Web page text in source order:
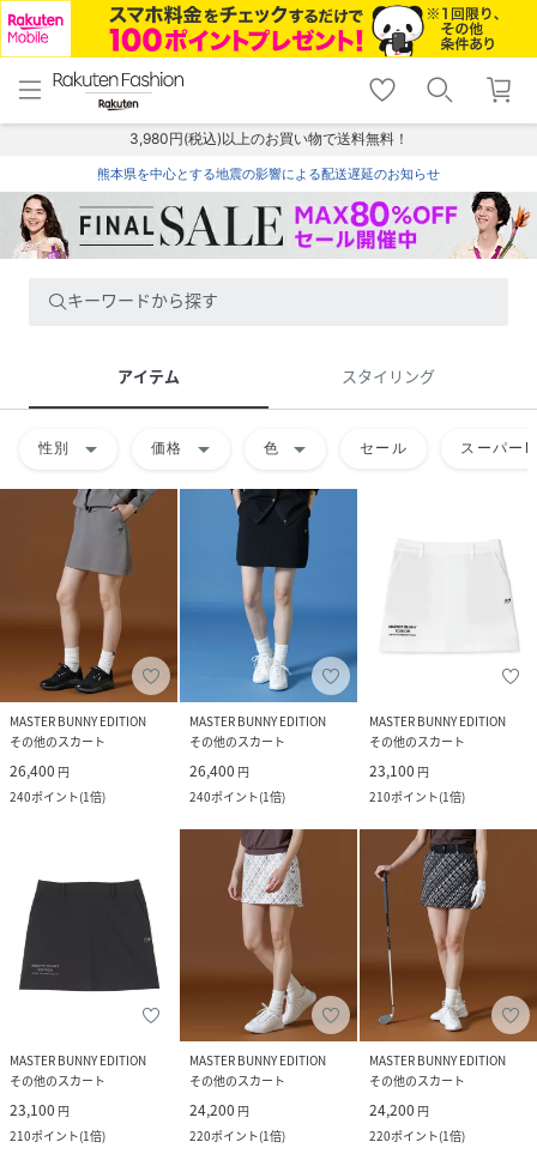
menu home
トップ
shopping_cart lock_outline
ログイン
3,980円(税込)以上のお買い物で送料無料！
熊本県を中心とする地震の影響による配送遅延のお知らせ
キーワードから探す
アイテム スタイリング
性別 arrow_drop_down 価格 arrow_drop_down 色 arrow_drop_down セール スーパー
MASTER BUNNY EDITION
その他のスカート
26,400 円
240ポイント(1倍)
MASTER BUNNY EDITION
その他のスカート
26,400 円
240ポイント(1倍)
MASTER BUNNY EDITION
その他のスカート
23,100 円
210ポイント(1倍)
MASTER BUNNY EDITION
その他のスカート
23,100 円
210ポイント(1倍)
MASTER BUNNY EDITION
その他のスカート
24,200 円
220ポイント(1倍)
MASTER BUNNY EDITION
その他のスカート
24,200 円
220ポイント(1倍)